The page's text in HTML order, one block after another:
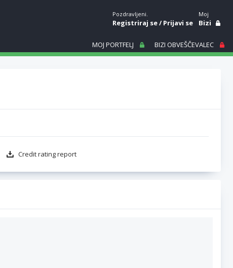
Pozdravljeni.
Registriraj se/Prijavi se
Moj
Bizi
MOJ PORTFELJ BIZI OBVEŠČEVALEC
Credit rating report